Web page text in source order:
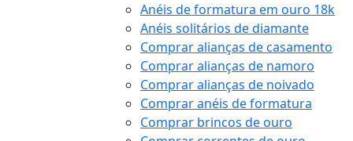
Anéis de formatura em ouro 18k
Anéis solitários de diamante
Comprar alianças de casamento
Comprar alianças de namoro
Comprar alianças de noivado
Comprar anéis de formatura
Comprar brincos de ouro